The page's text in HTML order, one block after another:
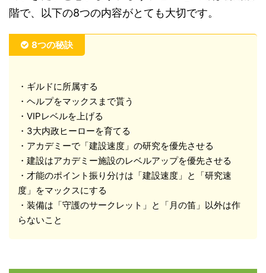
階で、以下の8つの内容がとても大切です。
8つの秘訣
・ギルドに所属する
・ヘルプをマックスまで貰う
・VIPレベルを上げる
・3大内政ヒーローを育てる
・アカデミーで「建設速度」の研究を優先させる
・建設はアカデミー施設のレベルアップを優先させる
・才能のポイント振り分けは「建設速度」と「研究速
度」をマックスにする
・装備は「守護のサークレット」と「月の笛」以外は作
らないこと